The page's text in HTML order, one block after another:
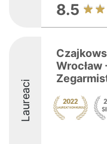
8.5
Laureaci
Wrocław